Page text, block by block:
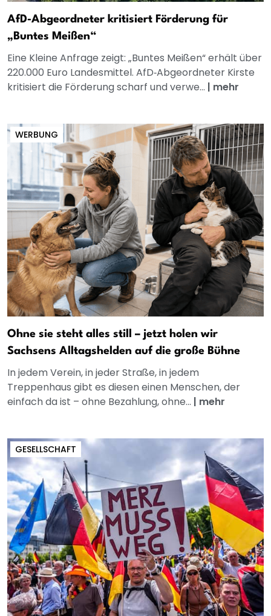
AfD‑Abgeordneter kritisiert Förderung für
„Buntes Meißen“
Eine Kleine Anfrage zeigt: „Buntes Meißen“ erhält über
220.000 Euro Landesmittel. AfD‑Abgeordneter Kirste
kritisiert die Förderung scharf und verwe... | mehr
WERBUNG
Ohne sie steht alles still – jetzt holen wir
Sachsens Alltagshelden auf die große Bühne
In jedem Verein, in jeder Straße, in jedem
Treppenhaus gibt es diesen einen Menschen, der
einfach da ist – ohne Bezahlung, ohne... | mehr
GESELLSCHAFT